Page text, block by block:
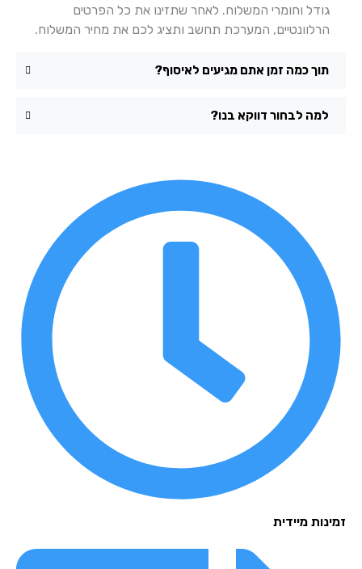
גודל וחומרי המשלוח. לאחר שתזינו את כל הפרטים
הרלוונטיים, המערכת תחשב ותציג לכם את מחיר המשלוח.
תוך כמה זמן אתם מגיעים לאיסוף?
למה לבחור דווקא בנו?
מיידית